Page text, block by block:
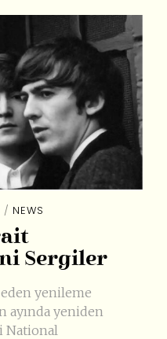
/ NEWS
Sergiler
eden yenileme
ayında yeniden
National